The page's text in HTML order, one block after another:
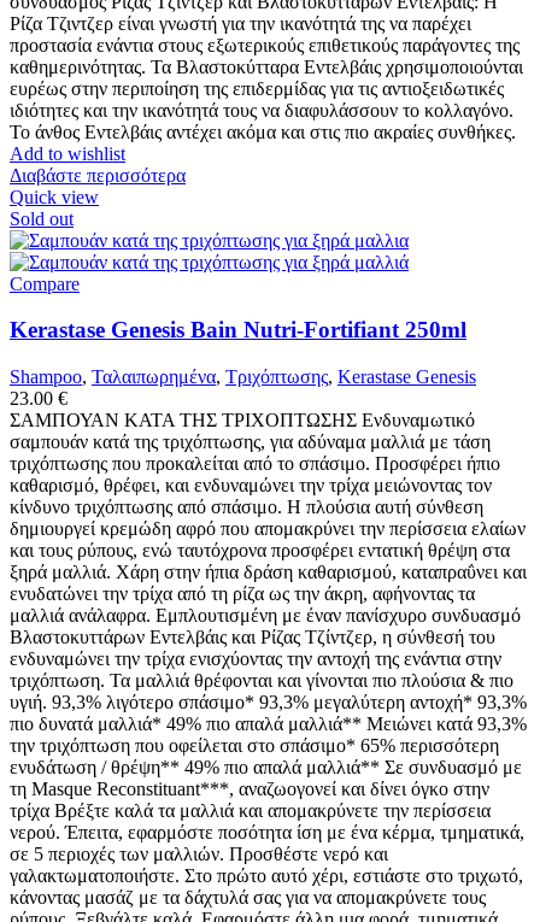
Ρίζα Τζιντζερ είναι γνωστή για την ικανότητά της να παρέχει
προστασία ενάντια στους εξωτερικούς επιθετικούς παράγοντες της
καθημερινότητας. Τα Βλαστοκύτταρα Εντελβάις χρησιμοποιούνται
ευρέως στην περιποίηση της επιδερμίδας για τις αντιοξειδωτικές
ιδιότητες και την ικανότητά τους να διαφυλάσσουν το κολλαγόνο.
Το άνθος Εντελβάις αντέχει ακόμα και στις πιο ακραίες συνθήκες.
Add to wishlist
Διαβάστε περισσότερα
Quick view
Sold out
Compare
Kerastase Genesis Bain Nutri-Fortifiant 250ml
Shampoo, Ταλαιπωρημένα, Τριχόπτωσης, Kerastase Genesis
23.00 €
ΣΑΜΠΟΥΑΝ ΚΑΤΑ ΤΗΣ ΤΡΙΧΟΠΤΩΣΗΣ Ενδυναμωτικό
σαμπουάν κατά της τριχόπτωσης, για αδύναμα μαλλιά με τάση
τριχόπτωσης που προκαλείται από το σπάσιμο. Προσφέρει ήπιο
καθαρισμό, θρέφει, και ενδυναμώνει την τρίχα μειώνοντας τον
κίνδυνο τριχόπτωσης από σπάσιμο. Η πλούσια αυτή σύνθεση
δημιουργεί κρεμώδη αφρό που απομακρύνει την περίσσεια ελαίων
και τους ρύπους, ενώ ταυτόχρονα προσφέρει εντατική θρέψη στα
ξηρά μαλλιά. Χάρη στην ήπια δράση καθαρισμού, καταπραΰνει και
ενυδατώνει την τρίχα από τη ρίζα ως την άκρη, αφήνοντας τα
μαλλιά ανάλαφρα. Εμπλουτισμένη με έναν πανίσχυρο συνδυασμό
Βλαστοκυττάρων Εντελβάις και Ρίζας Τζίντζερ, η σύνθεσή του
ενδυναμώνει την τρίχα ενισχύοντας την αντοχή της ενάντια στην
τριχόπτωση. Τα μαλλιά θρέφονται και γίνονται πιο πλούσια & πιο
υγιή. 93,3% λιγότερο σπάσιμο* 93,3% μεγαλύτερη αντοχή* 93,3%
πιο δυνατά μαλλιά* 49% πιο απαλά μαλλιά** Μειώνει κατά 93,3%
την τριχόπτωση που οφείλεται στο σπάσιμο* 65% περισσότερη
ενυδάτωση / θρέψη** 49% πιο απαλά μαλλιά** Σε συνδυασμό με
τη Masque Reconstituant***, αναζωογονεί και δίνει όγκο στην
τρίχα Βρέξτε καλά τα μαλλιά και απομακρύνετε την περίσσεια
νερού. Έπειτα, εφαρμόστε ποσότητα ίση με ένα κέρμα, τμηματικά,
σε 5 περιοχές των μαλλιών. Προσθέστε νερό και
γαλακτωματοποιήστε. Στο πρώτο αυτό χέρι, εστιάστε στο τριχωτό,
κάνοντας μασάζ με τα δάχτυλά σας για να απομακρύνετε τους